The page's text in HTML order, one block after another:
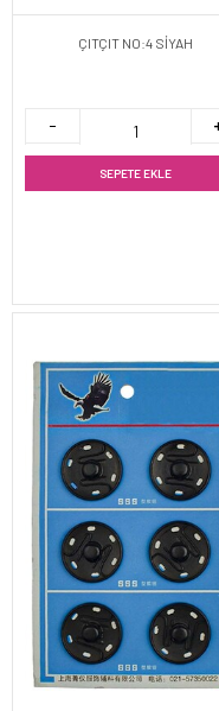
ÇITÇIT NO:4 SİYAH
SEPETE EKLE